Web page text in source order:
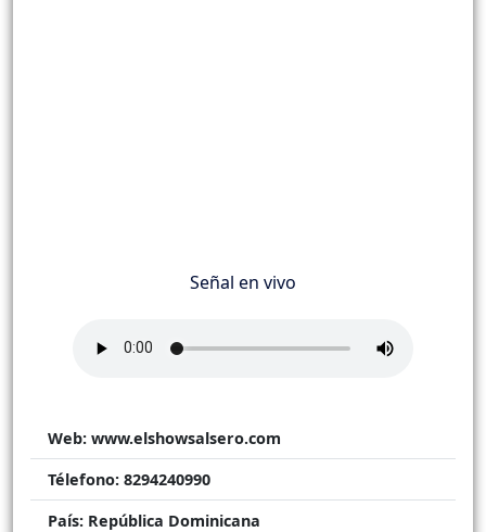
Señal en vivo
Web: www.elshowsalsero.com
Télefono: 8294240990
País: República Dominicana